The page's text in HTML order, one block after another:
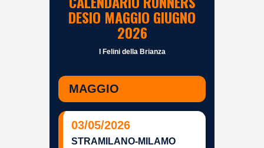
DESIO MAGGIO GIUGNO
2026
I Felini della Brianza
MAGGIO
03/05/2026
STRAMILANO-MILAMO